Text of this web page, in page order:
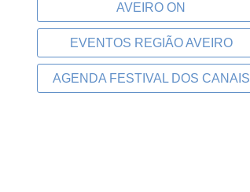
AVEIRO ON
EVENTOS REGIÃO AVEIRO
AGENDA FESTIVAL DOS CANAIS